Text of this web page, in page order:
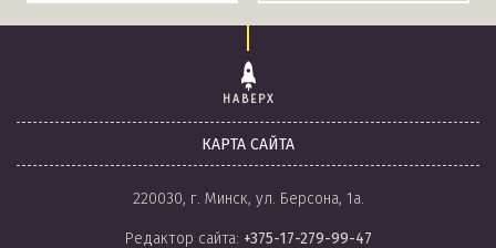
НАВЕРХ
КАРТА САЙТА
220030, г. Минск, ул. Берсона, 1а.
Редактор сайта: +375-17-279-99-47